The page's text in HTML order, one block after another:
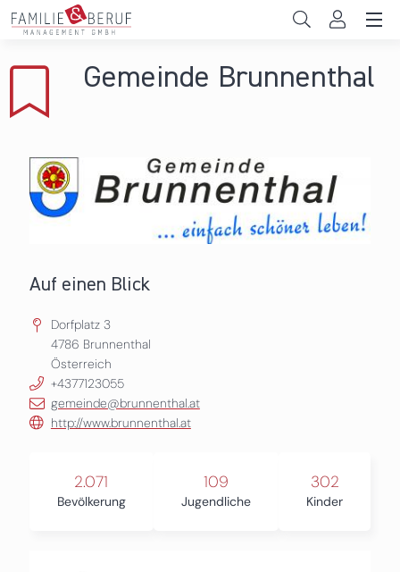
Direkt zum Inhalt
Gemeinden
Persönliche Vereinbarkeit
Das sind wir
Gemeinde Brunnenthal
Auf einen Blick
Dorfplatz 3
4786 Brunnenthal
Österreich
+4377123055
gemeinde@brunnenthal.at
http://www.brunnenthal.at
2.071
Bevölkerung
109
Jugendliche
302
Kinder